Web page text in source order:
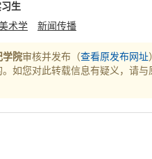
生
术学 新闻传播
学院审核并发布（查看原发布网址
如您对此转载信息有疑义，请与